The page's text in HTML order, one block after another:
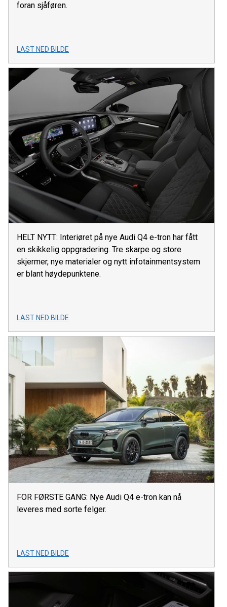
foran sjåføren.
LAST NED BILDE
HELT NYTT: Interiøret på nye Audi Q4 e-tron har fått
en skikkelig oppgradering. Tre skarpe og store
skjermer, nye materialer og nytt infotainmentsystem
er blant høydepunktene.
LAST NED BILDE
FOR FØRSTE GANG: Nye Audi Q4 e-tron kan nå
leveres med sorte felger.
LAST NED BILDE